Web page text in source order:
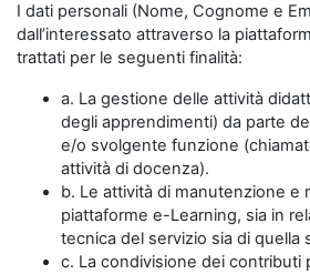
I dati personali (Nome, Cognome e
dall’interessato attraverso la
trattati per le seguenti finalità:
a. La gestione delle attività
degli apprendimenti) da parte
e/o svolgente funzione
attività di docenza).
b. Le attività di manutenzione e
piattaforme e-Learning, sia in
tecnica del servizio sia di quella
c. La condivisione dei contributi